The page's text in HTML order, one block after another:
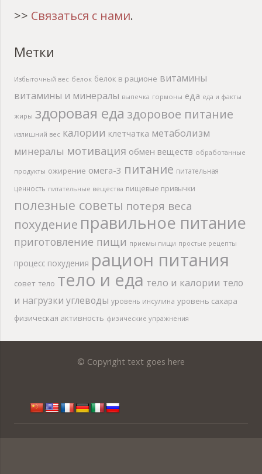
>> Связаться с нами.
Метки
Избыточный вес белок белок в рационе витамины
витамины и минералы выпечка гормоны еда еда и факты
жиры здоровая еда здоровое питание
излишний вес калории клетчатка метаболизм
минералы мотивация обмен веществ обработанные
продукты ожирение омега-3 питание питательная
ценность питательные вещества пищевые привычки
полезные советы потеря веса
похудение правильное питание
приготовление пищи приемы пищи простые рецепты
процесс похудения рацион питания
совет тело тело и еда тело и калории тело
и нагрузки углеводы уровень инсулина уровень сахара
физическая активность физические упражнения
© Copyright text goes here